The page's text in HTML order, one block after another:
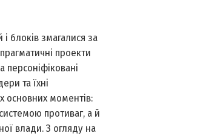
блоків змагалися за
проекти
персоніфіковані
та їхні
основних моментів:
противаг, а й
влади. З огляду на